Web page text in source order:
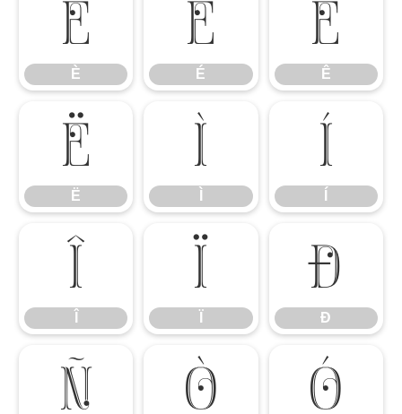
È
È
É
É
Ê
Ê
Ë
Ë
Ð
Ð
Ñ Ò Ó